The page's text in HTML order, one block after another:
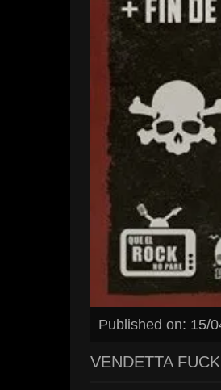
Published on: 15/
VENDETTA